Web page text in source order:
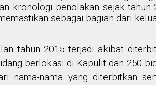
kronologi penolakan sejak tahun
sebagai bagian dari
tahun 2015 terjadi akibat
berlokasi di Kapulit dan 250
nama-nama yang diterbitkan